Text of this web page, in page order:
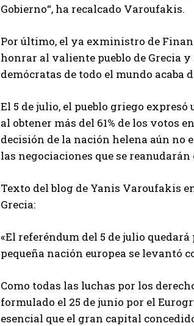
Gobierno“, ha recalcado Varoufakis.
Por último, el ya exministro de
honrar al valiente pueblo de Grecia y
demócratas de todo el mundo acaba
El 5 de julio, el pueblo griego
al obtener más del 61% de los votos
decisión de la nación helena aún no
las negociaciones que se
Texto del blog de Yanis Varoufakis
Grecia:
«El referéndum del 5 de julio
pequeña nación europea se levantó
Como todas las luchas por los
formulado el 25 de junio por el
esencial que el gran capital